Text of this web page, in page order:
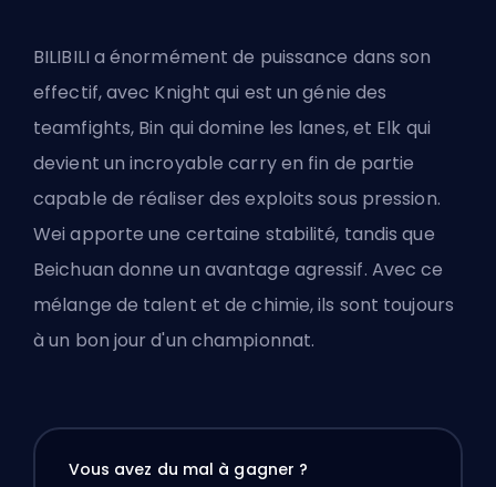
BILIBILI a énormément de puissance dans son
effectif, avec Knight qui est un génie des
teamfights, Bin qui domine les lanes, et Elk qui
devient un incroyable carry en fin de partie
capable de réaliser des exploits sous pression.
Wei apporte une certaine stabilité, tandis que
Beichuan donne un avantage agressif. Avec ce
mélange de talent et de chimie, ils sont toujours
à un bon jour d'un championnat.
Vous avez du mal à gagner ?